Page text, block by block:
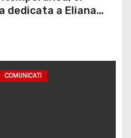
dedicata a Eliana
COMUNICATI